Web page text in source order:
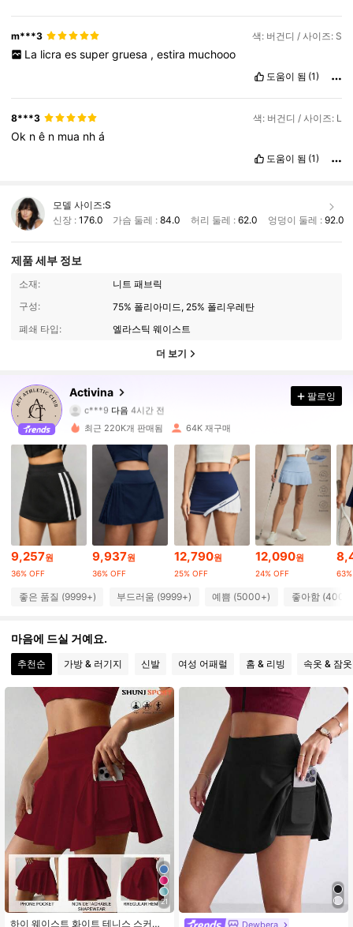
m***3 색: 버건디 / 사이즈: S
La licra es super gruesa , estira muchooo
도움이 됨 (1)
8***3 색: 버건디 / 사이즈: L
Ok nê n mua nhá
도움이 됨 (1)
모델 사이즈:S
신장 : 176.0 가슴 둘레 :84.0 허리 둘레 : 62.0 엉덩이 둘레 : 92.0
제품 세부 정보
소재:
니트 패브릭
구성:
75% 폴리아미드, 25% 폴리우레탄
폐쇄 타입:
엘라스틱 웨이스트
더 보기
Activina
c***9다음
W***a 가 탐색 중입니다
4.89
161K 팔로워
161K 팔로워
4.89 161K 팔로워
4.89 161K 팔로워
4.89 161K 팔로워
4.89 161K 팔로워
4.89 161K 팔로워
4.89 161K 팔로워
4.89 161K 팔로워
팔로잉
최근 220K개 판매됨 64K 재구매
9,257원
36% OFF
9,937원
36% OFF
12,790원
25% OFF
12,090원
24% OFF
좋은 품질 (9999+) 부드러움 (9999+) 예쁨 (5000+) 좋아함
마음에 드실 거예요.
추천순 가방 & 러기지 신발 여성 어패럴 홈 & 리빙 속옷 & 잠옷
21
하이 웨이스트 화이트 테니스 스커트 Dewbera